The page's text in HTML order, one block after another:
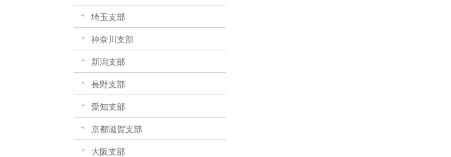
埼玉支部
神奈川支部
新潟支部
長野支部
愛知支部
京都滋賀支部
大阪支部